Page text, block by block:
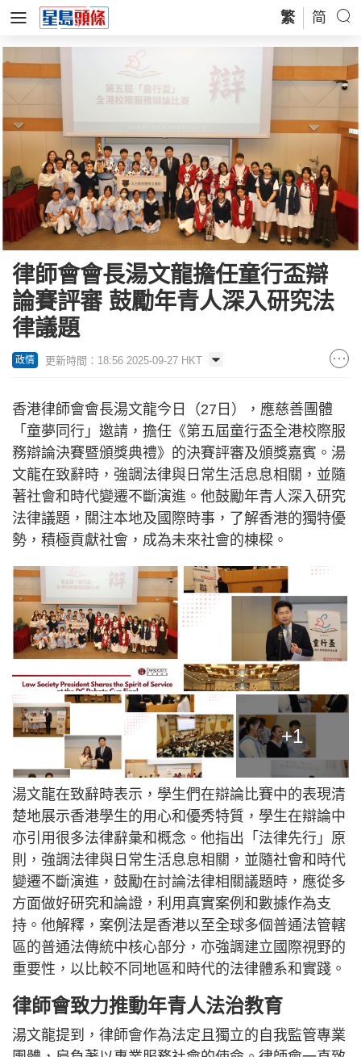
繁 简
律師會會長湯文龍擔任童行盃辯
論賽評審 鼓勵年青人深入研究法
律議題
政情 更新時間：18:56 2025-09-27 HKT
香港律師會會長湯文龍今日（27日），應慈善團體
「童夢同行」邀請，擔任《第五屆童行盃全港校際服
務辯論決賽暨頒獎典禮》的決賽評審及頒獎嘉賓。湯
文龍在致辭時，強調法律與日常生活息息相關，並隨
著社會和時代變遷不斷演進。他鼓勵年青人深入研究
法律議題，關注本地及國際時事，了解香港的獨特優
勢，積極貢獻社會，成為未來社會的棟樑。
+1
湯文龍在致辭時表示，學生們在辯論比賽中的表現清
楚地展示香港學生的用心和優秀特質，學生在辯論中
亦引用很多法律辭𢑥和概念。他指出「法律先行」原
則，強調法律與日常生活息息相關，並隨社會和時代
變遷不斷演進，鼓勵在討論法律相關議題時，應從多
方面做好研究和論證，利用真實案例和數據作為支
持。他解釋，案例法是香港以至全球多個普通法管轄
區的普通法傳統中核心部分，亦強調建立國際視野的
重要性，以比較不同地區和時代的法律體系和實踐。
律師會致力推動年青人法治教育
湯文龍提到，律師會作為法定且獨立的自我監管專業